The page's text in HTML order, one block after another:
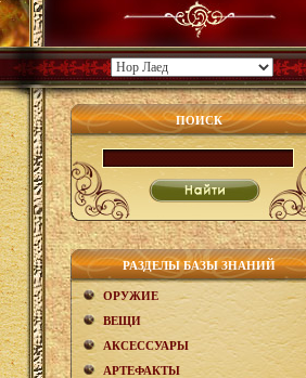
ПОИСК
РАЗДЕЛЫ БАЗЫ ЗНАНИЙ
ОРУЖИЕ
ВЕЩИ
АКCЕСCУАРЫ
АРТЕФАКТЫ